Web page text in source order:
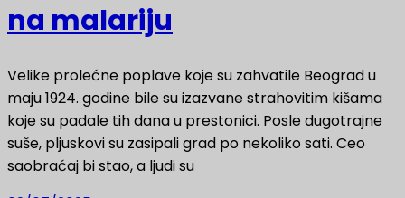
na malariju
Velike prolećne poplave koje su zahvatile Beograd u
maju 1924. godine bile su izazvane strahovitim kišama
koje su padale tih dana u prestonici. Posle dugotrajne
suše, pljuskovi su zasipali grad po nekoliko sati. Ceo
saobraćaj bi stao, a ljudi su